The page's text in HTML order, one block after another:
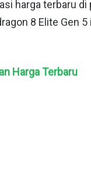
harga terbaru di
8 Elite Gen
Harga Terbaru